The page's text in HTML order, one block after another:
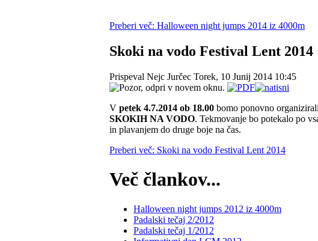
Preberi več: Halloween night jumps 2014 iz 4000m
Skoki na vodo Festival Lent 2014
Prispeval Nejc Jurčec Torek, 10 Junij 2014 10:45
V petek 4.7.2014 ob 18.00 bomo ponovno
SKOKIH NA VODO. Tekmovanje bo potekalo po
in plavanjem do druge boje na čas.
Preberi več: Skoki na vodo Festival Lent 2014
Več člankov...
Halloween night jumps 2012 iz 4000m
Padalski tečaj 2/2012
Padalski tečaj 1/2012